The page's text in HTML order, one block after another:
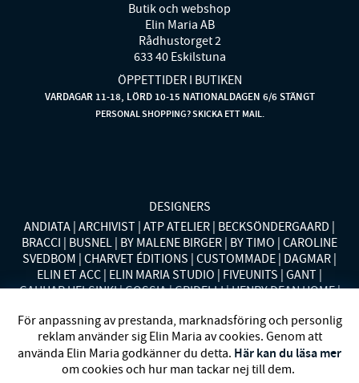
Butik och webshop
Elin Maria AB
Rådhustorget 2
633 40 Eskilstuna
ÖPPETTIDER I BUTIKEN
VARDAGAR 11-18, LÖRD 10-15 NATIONALDAGEN 6/6 STÄNGT
PERSONAL SHOPPING? SKICKA ETT MAIL.
DESIGNERS
ANDIATA ARCHIVIST ATP ATELIER BECKSÖNDERGAARD
BRACCI BUSNEL BY MALENE BIRGER BY TIMO CAROLINE
SVEDBOM CHARVET ÉDITIONS CUSTOMMADE DAGMAR
ELIN ET ACC ELIN MARIA STUDIO FIVEUNITS GANT
GAUHAR HELSINKI GOSSIA GRIDELLI HENRY DEAN HOME
MISSONI HOME MONO MORENO CALIFORNIA MOS MOSH
MRS HOSIERY NORDAN HOME NÜMPH POLO RALPH
LAUREN RENÉE VOLTAIRE RODEBJER SECOND FEMALE
SIBIN LINNEBJERG STYLEIN SWEDISH STOCKINGS
För anpassning av prestanda, marknadsföring och personlig
reklam använder sig Elin Maria av cookies. Genom att
använda Elin Maria godkänner du detta. Här kan du läsa mer
om cookies och hur man tackar nej till dem.